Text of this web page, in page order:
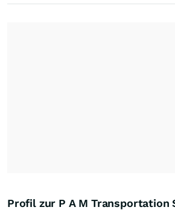
Profil zur P A M Transportation